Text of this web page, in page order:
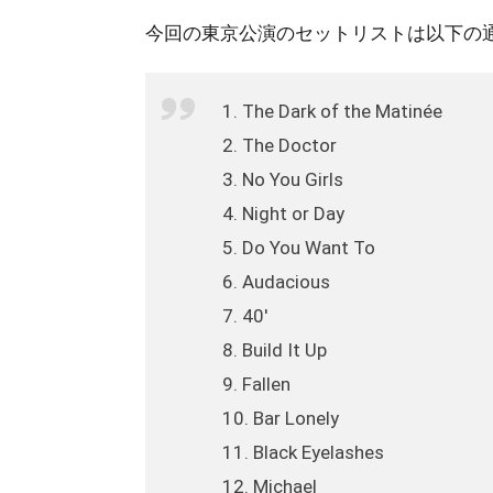
今回の東京公演のセットリストは以下の
1. The Dark of the Matinée
2. The Doctor
3. No You Girls
4. Night or Day
5. Do You Want To
6. Audacious
7. 40′
8. Build It Up
9. Fallen
10. Bar Lonely
11. Black Eyelashes
12. Michael